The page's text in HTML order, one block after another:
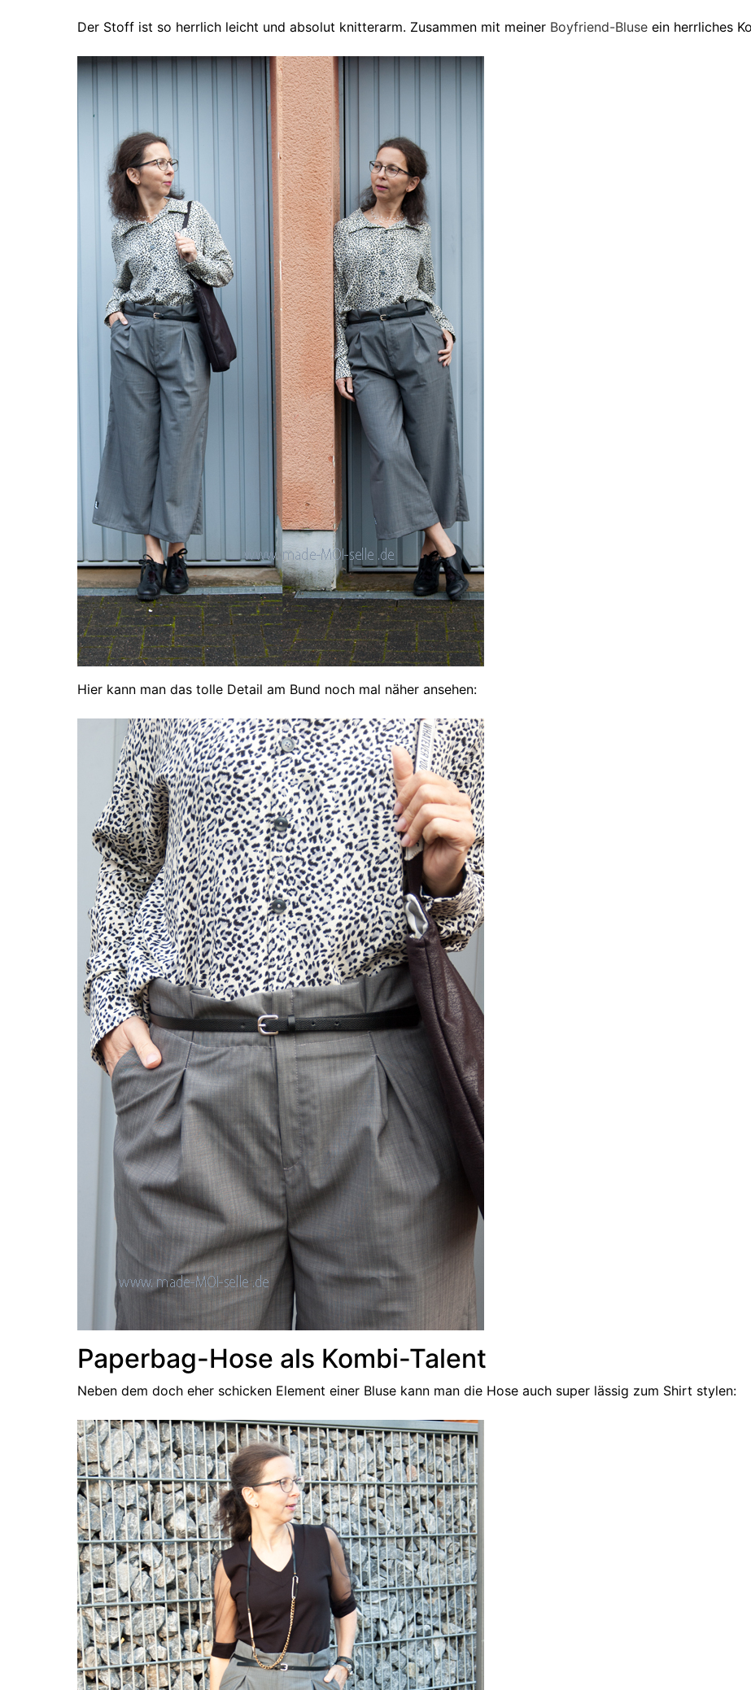
Der Stoff ist so herrlich leicht und absolut knitterarm. Zusammen mit meiner Boyfriend-Bluse ein herrliches
Hier kann man das tolle Detail am Bund noch mal näher ansehen:
Paperbag-Hose als Kombi-Talent
Neben dem doch eher schicken Element einer Bluse kann man die Hose auch super lässig zum Shirt stylen: